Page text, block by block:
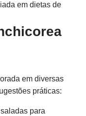
em dietas de
em diversas
práticas:
para